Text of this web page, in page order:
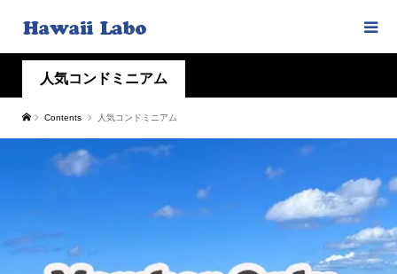
人気コンドミニアム
Contents 人気コンドミニアム